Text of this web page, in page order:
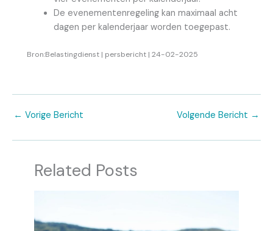
De evenementenregeling kan maximaal acht
dagen per kalenderjaar worden toegepast.
Bron:Belastingdienst | persbericht | 24-02-2025
← Vorige Bericht Volgende Bericht →
Related Posts